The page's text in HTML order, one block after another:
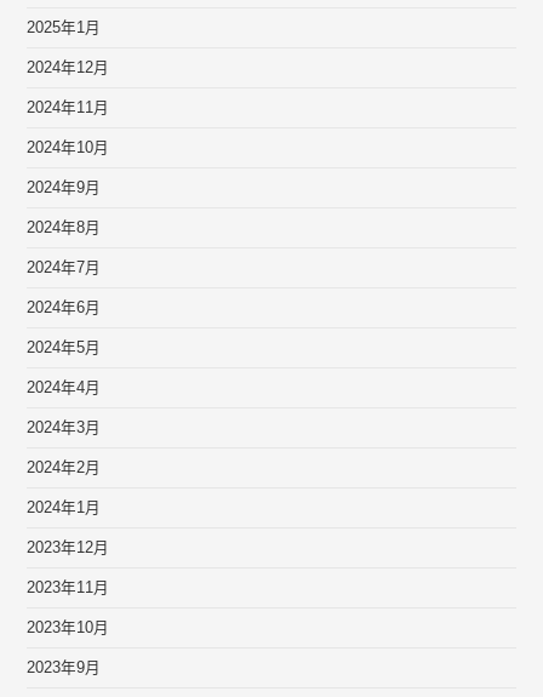
2025年1月
2024年12月
2024年11月
2024年10月
2024年9月
2024年8月
2024年7月
2024年6月
2024年5月
2024年4月
2024年3月
2024年2月
2024年1月
2023年12月
2023年11月
2023年10月
2023年9月